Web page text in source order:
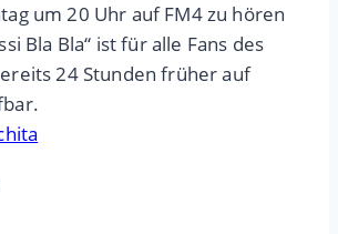
um 20 Uhr auf FM4 zu hören
Bla Bla“ ist für alle Fans des
24 Stunden früher auf